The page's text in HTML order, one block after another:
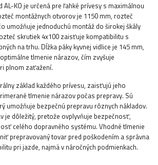
AL-KO je určená pre ľahké prívesy s maximálnou
montážnych otvorov je 1150 mm, rozteč
umožňuje jednoduchú montáž do širokej škály
skrutiek 4x100 zaisťuje kompatibilitu s
na trhu. Dĺžka páky kyvnej vidlice je 145 mm,
tlmenie nárazov, čím zvyšuje
plnom zaťažení.
základ každého prívesu, zaisťujú jeho
tlmenie nárazov počas prepravy. Sú
umožňuje bezpečnú prepravu rôznych nákladov.
je dôležitý, pretože ovplyvňuje bezpečnosť,
celého dopravného systému. Vhodné tlmenie
prepravovaný tovar pred poškodením a správna
pri jazde, najmä v náročných podmienkach.